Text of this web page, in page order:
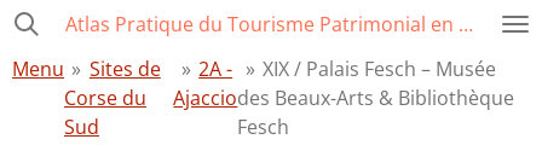
Passer
contenu
principal
Atlas Pratique du Tourisme Patrimonial en Corse
Menu » Sites de
Corse du
Sud
» 2A -
Ajaccio
» XIX / Palais Fesch – Musée
des Beaux-Arts & Bibliothèque
Fesch